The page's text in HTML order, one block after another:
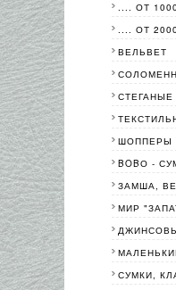
.... ОТ
.... ОТ
ВЕЛЬВЕТ
СТЕГАНЫЕ
ШОППЕРЫ
BOBО -
ЗАМША,
МИР
СУМКИ,